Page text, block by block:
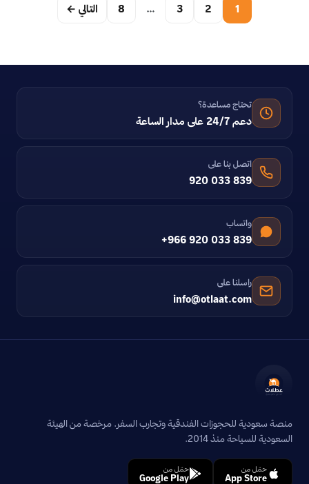
1
2
3
…
8 التالي ←
تحتاج مساعدة؟
دعم 24/7 على مدار الساعة
اتصل بنا على
920 033 839
واتساب
+966 920 033 839
راسلنا على
info@otlaat.com
منصة سعودية للحجوزات الفندقية وتجارب السفر. مرخصة من الهيئة
السعودية للسياحة منذ 2014.
حمّل من
App Store
حمّل من
Google Play